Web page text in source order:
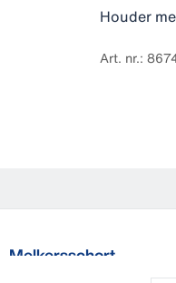
Houder
Art. nr.:
Melkersschort